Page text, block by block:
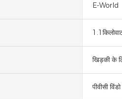
E-World
खिड़की के
पीवीसी